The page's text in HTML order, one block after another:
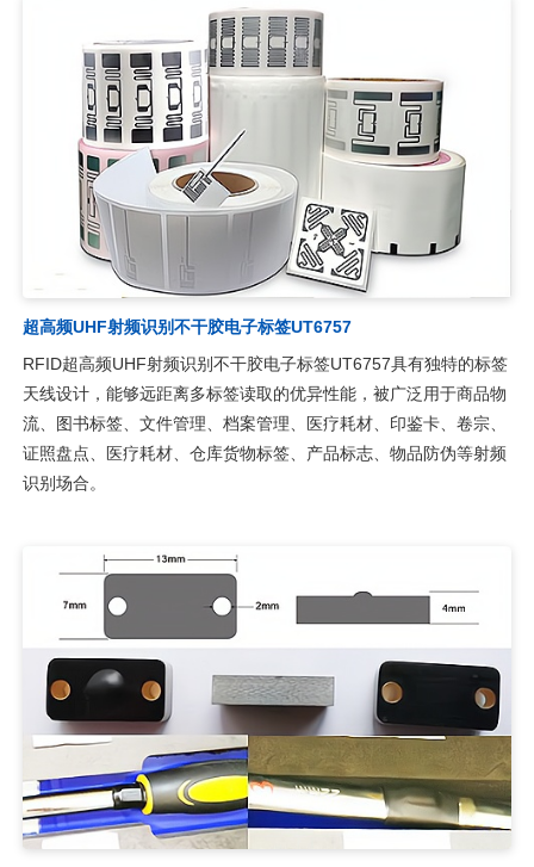
超高频UHF射频识别不干胶电子标签UT6757
RFID超高频UHF射频识别不干胶电子标签UT6757具有独特的标签
天线设计，能够远距离多标签读取的优异性能，被广泛用于商品物
流、图书标签、文件管理、档案管理、医疗耗材、印鉴卡、卷宗、
证照盘点、医疗耗材、仓库货物标签、产品标志、物品防伪等射频
识别场合。